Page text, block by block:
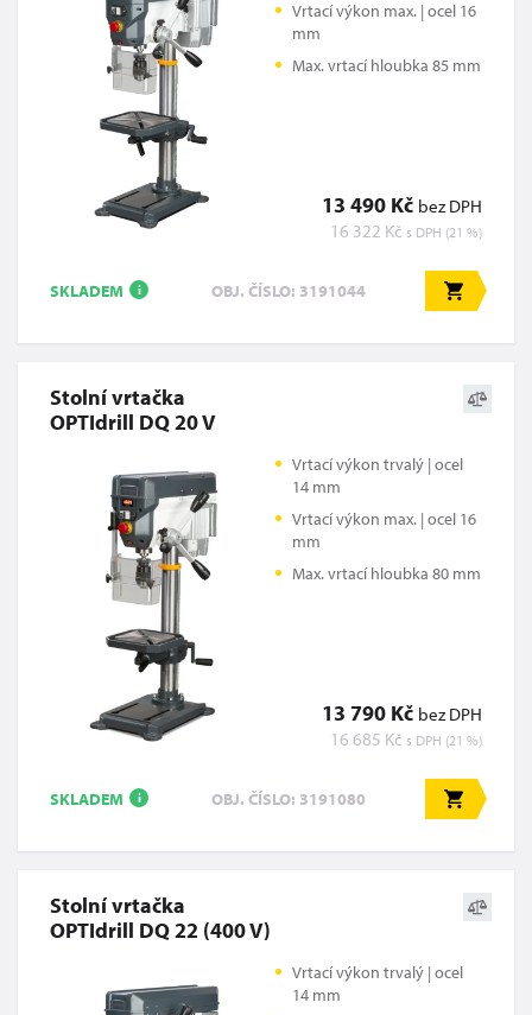
Vrtací výkon max. | ocel 16
mm
Max. vrtací hloubka 85 mm
13 490 Kč bez DPH
16 322 Kč s DPH (21 %)
SKLADEM i OBJ. ČÍSLO: 3191044
Stolní vrtačka
OPTIdrill DQ 20 V
Vrtací výkon trvalý | ocel
14 mm
Vrtací výkon max. | ocel 16
mm
Max. vrtací hloubka 80 mm
13 790 Kč bez DPH
16 685 Kč s DPH (21 %)
SKLADEM i OBJ. ČÍSLO: 3191080
Stolní vrtačka
OPTIdrill DQ 22 (400 V)
Vrtací výkon trvalý | ocel
14 mm